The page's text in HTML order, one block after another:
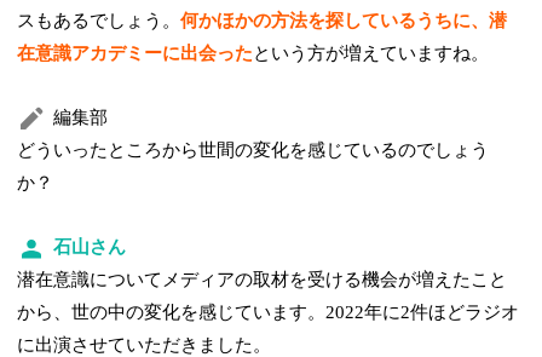
スもあるでしょう。何かほかの方法を探しているうちに、潜
在意識アカデミーに出会ったという方が増えていますね。
編集部
どういったところから世間の変化を感じているのでしょう
か？
石山さん
潜在意識についてメディアの取材を受ける機会が増えたこと
から、世の中の変化を感じています。2022年に2件ほどラジオ
に出演させていただきました。